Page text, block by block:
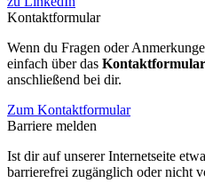
Kontaktformular
Wenn du Fragen oder
einfach über das Kontaktformular
anschließend bei dir.
Zum Kontaktformular
Barriere melden
Ist dir auf unserer Internetseite
barrierefrei zugänglich oder nicht